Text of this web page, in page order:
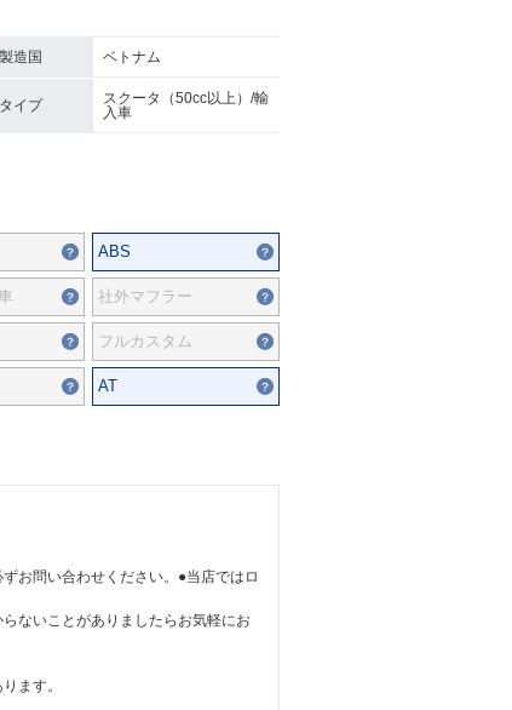
製造国 ベトナム
タイプ
スクータ（50cc以上）/輸
入車
ABS
社外マフラー
フルカスタム
AT
お問い合わせください。●当店ではロ
ないことがありましたらお気軽にお
ます。